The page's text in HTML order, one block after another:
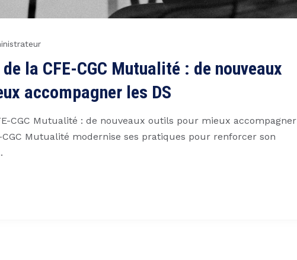
la CFE-CGC Mutualité : de nouveaux
accompagner les DS
CGC Mutualité : de nouveaux outils pour mieux accompagner
CGC Mutualité modernise ses pratiques pour renforcer son